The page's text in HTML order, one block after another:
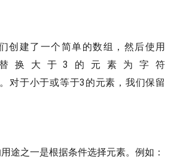
创建了一个简单的数组，然后使用
换大于3的元素为字符
。对于小于或等于3的元素，我们保留
途之一是根据条件选择元素。例如：